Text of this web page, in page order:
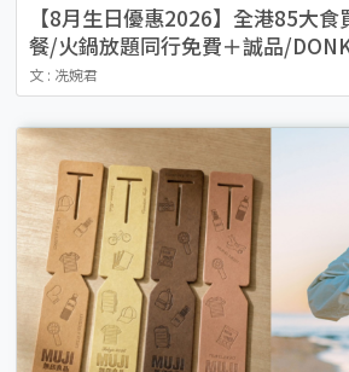
【8月生日優惠2026】全港85大
餐/火鍋放題同行免費＋誠品/
文 : 冼婉君